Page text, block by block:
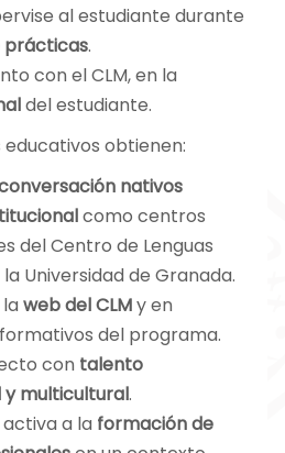
al estudiante durante
prácticas.
con el CLM, en la
del estudiante.
obtienen:
nativos
como centros
del Centro de Lenguas
Universidad de Granada.
laweb del CLMy en
del programa.
con talento
multicultural.
a la formación de